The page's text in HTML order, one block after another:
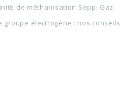
de méthanisation Seppi Gaz
groupe électrogène : nos conseils